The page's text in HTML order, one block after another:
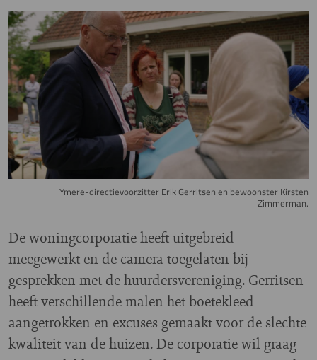
Image
Ymere-directievoorzitter Erik Gerritsen en bewoonster Kirsten
Zimmerman.
De woningcorporatie heeft uitgebreid
meegewerkt en de camera toegelaten bij
gesprekken met de huurdersvereniging. Gerritsen
heeft verschillende malen het boetekleed
aangetrokken en excuses gemaakt voor de slechte
kwaliteit van de huizen. De corporatie wil graag